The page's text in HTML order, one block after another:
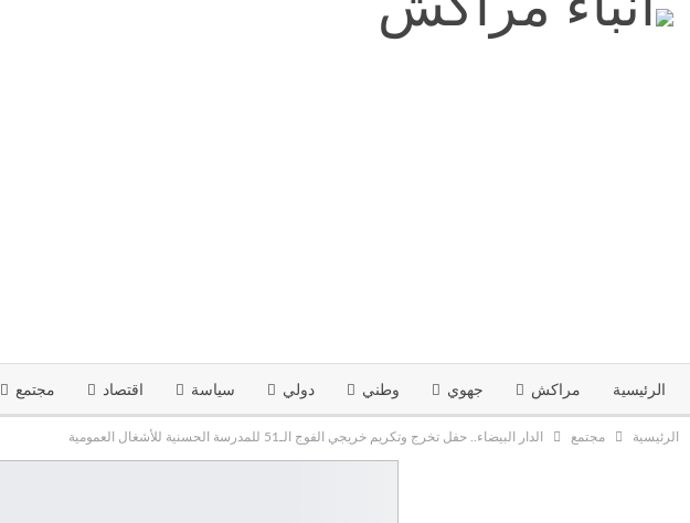
الرئيسية مراكش جهوي وطني دولي سياسة اقتصاد مجتمع
الرئيسية مجتمع الدار البيضاء.. حفل تخرج وتكريم خريجي الفوج الـ51 للمدرسة الحسنية للأشغال العمومية